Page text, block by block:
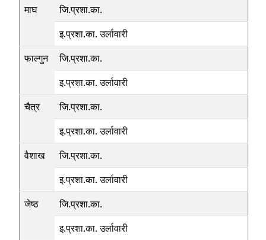
माघ
जि.प्रशा.का.
इ.प्रशा.का. उर्लावारी
फाल्गुन
जि.प्रशा.का.
इ.प्रशा.का. उर्लावारी
चैत्र
जि.प्रशा.का.
इ.प्रशा.का. उर्लावारी
वैशाख
जि.प्रशा.का.
इ.प्रशा.का. उर्लावारी
जेष्ठ
जि.प्रशा.का.
इ.प्रशा.का. उर्लावारी